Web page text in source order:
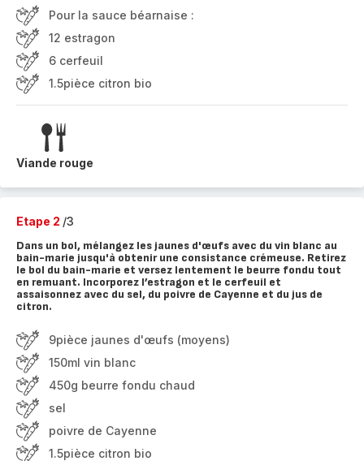
Pour la sauce béarnaise :
12 estragon
6 cerfeuil
1.5pièce citron bio
Viande rouge
Etape 2 /3
Dans un bol, mélangez les jaunes d'œufs avec du vin blanc au
bain-marie jusqu'à obtenir une consistance crémeuse. Retirez
le bol du bain-marie et versez lentement le beurre fondu tout
en remuant. Incorporez l’estragon et le cerfeuil et
assaisonnez avec du sel, du poivre de Cayenne et du jus de
citron.
9pièce jaunes d'œufs (moyens)
150ml vin blanc
450g beurre fondu chaud
sel
poivre de Cayenne
1.5pièce citron bio